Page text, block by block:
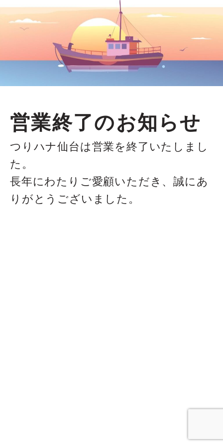
営業終了のお知らせ
つりハナ仙台は営業を終了いたしまし
た。
長年にわたりご愛顧いただき、誠にあ
りがとうございました。